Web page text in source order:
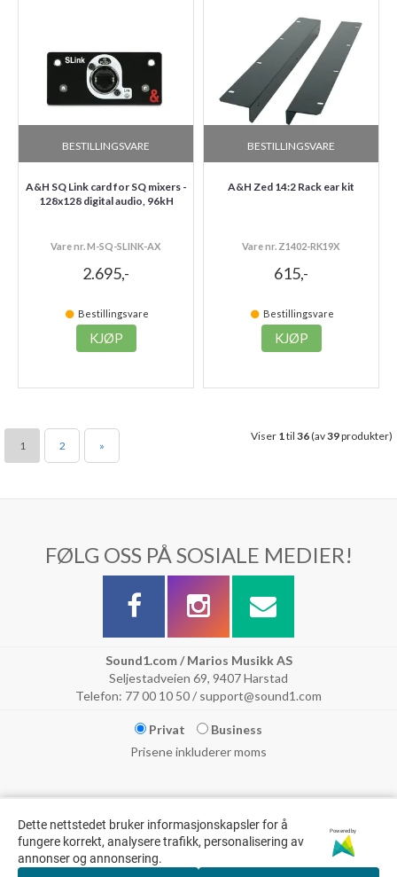
BESTILLINGSVARE
A&H SQ Link card for SQ mixers -
128x128 digital audio, 96kH
Vare nr. M-SQ-SLINK-AX
2.695,-
Bestillingsvare
KJØP
BESTILLINGSVARE
A&H Zed 14:2 Rack ear kit
Vare nr. Z1402-RK19X
615,-
Bestillingsvare
KJØP
1 2 »
Viser 1til 36(av39produkter)
FØLG OSS PÅ SOSIALE MEDIER!
Sound1.com / Marios Musikk AS
Seljestadveien 69, 9407 Harstad
Telefon: 77 00 10 50 / support@sound1.com
Privat
Business
Prisene inkluderer moms
Dette nettstedet bruker informasjonskapsler for å
fungere korrekt, analysere trafikk, personalisering av
annonser og annonsering.
Powered by